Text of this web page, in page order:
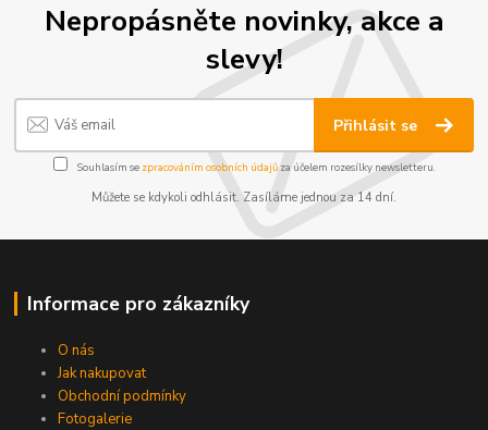
Nepropásněte novinky, akce a
slevy!
Přihlásit se
Souhlasím se zpracováním osobních údajůza účelem rozesílky newsletteru.
Můžete se kdykoli odhlásit. Zasíláme jednou za 14 dní.
Informace pro zákazníky
O nás
Jak nakupovat
Obchodní podmínky
Fotogalerie